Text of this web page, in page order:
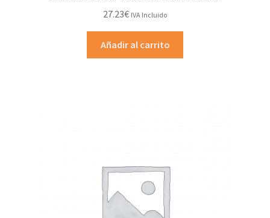
27.23€ IVA Incluido
Añadir al carrito